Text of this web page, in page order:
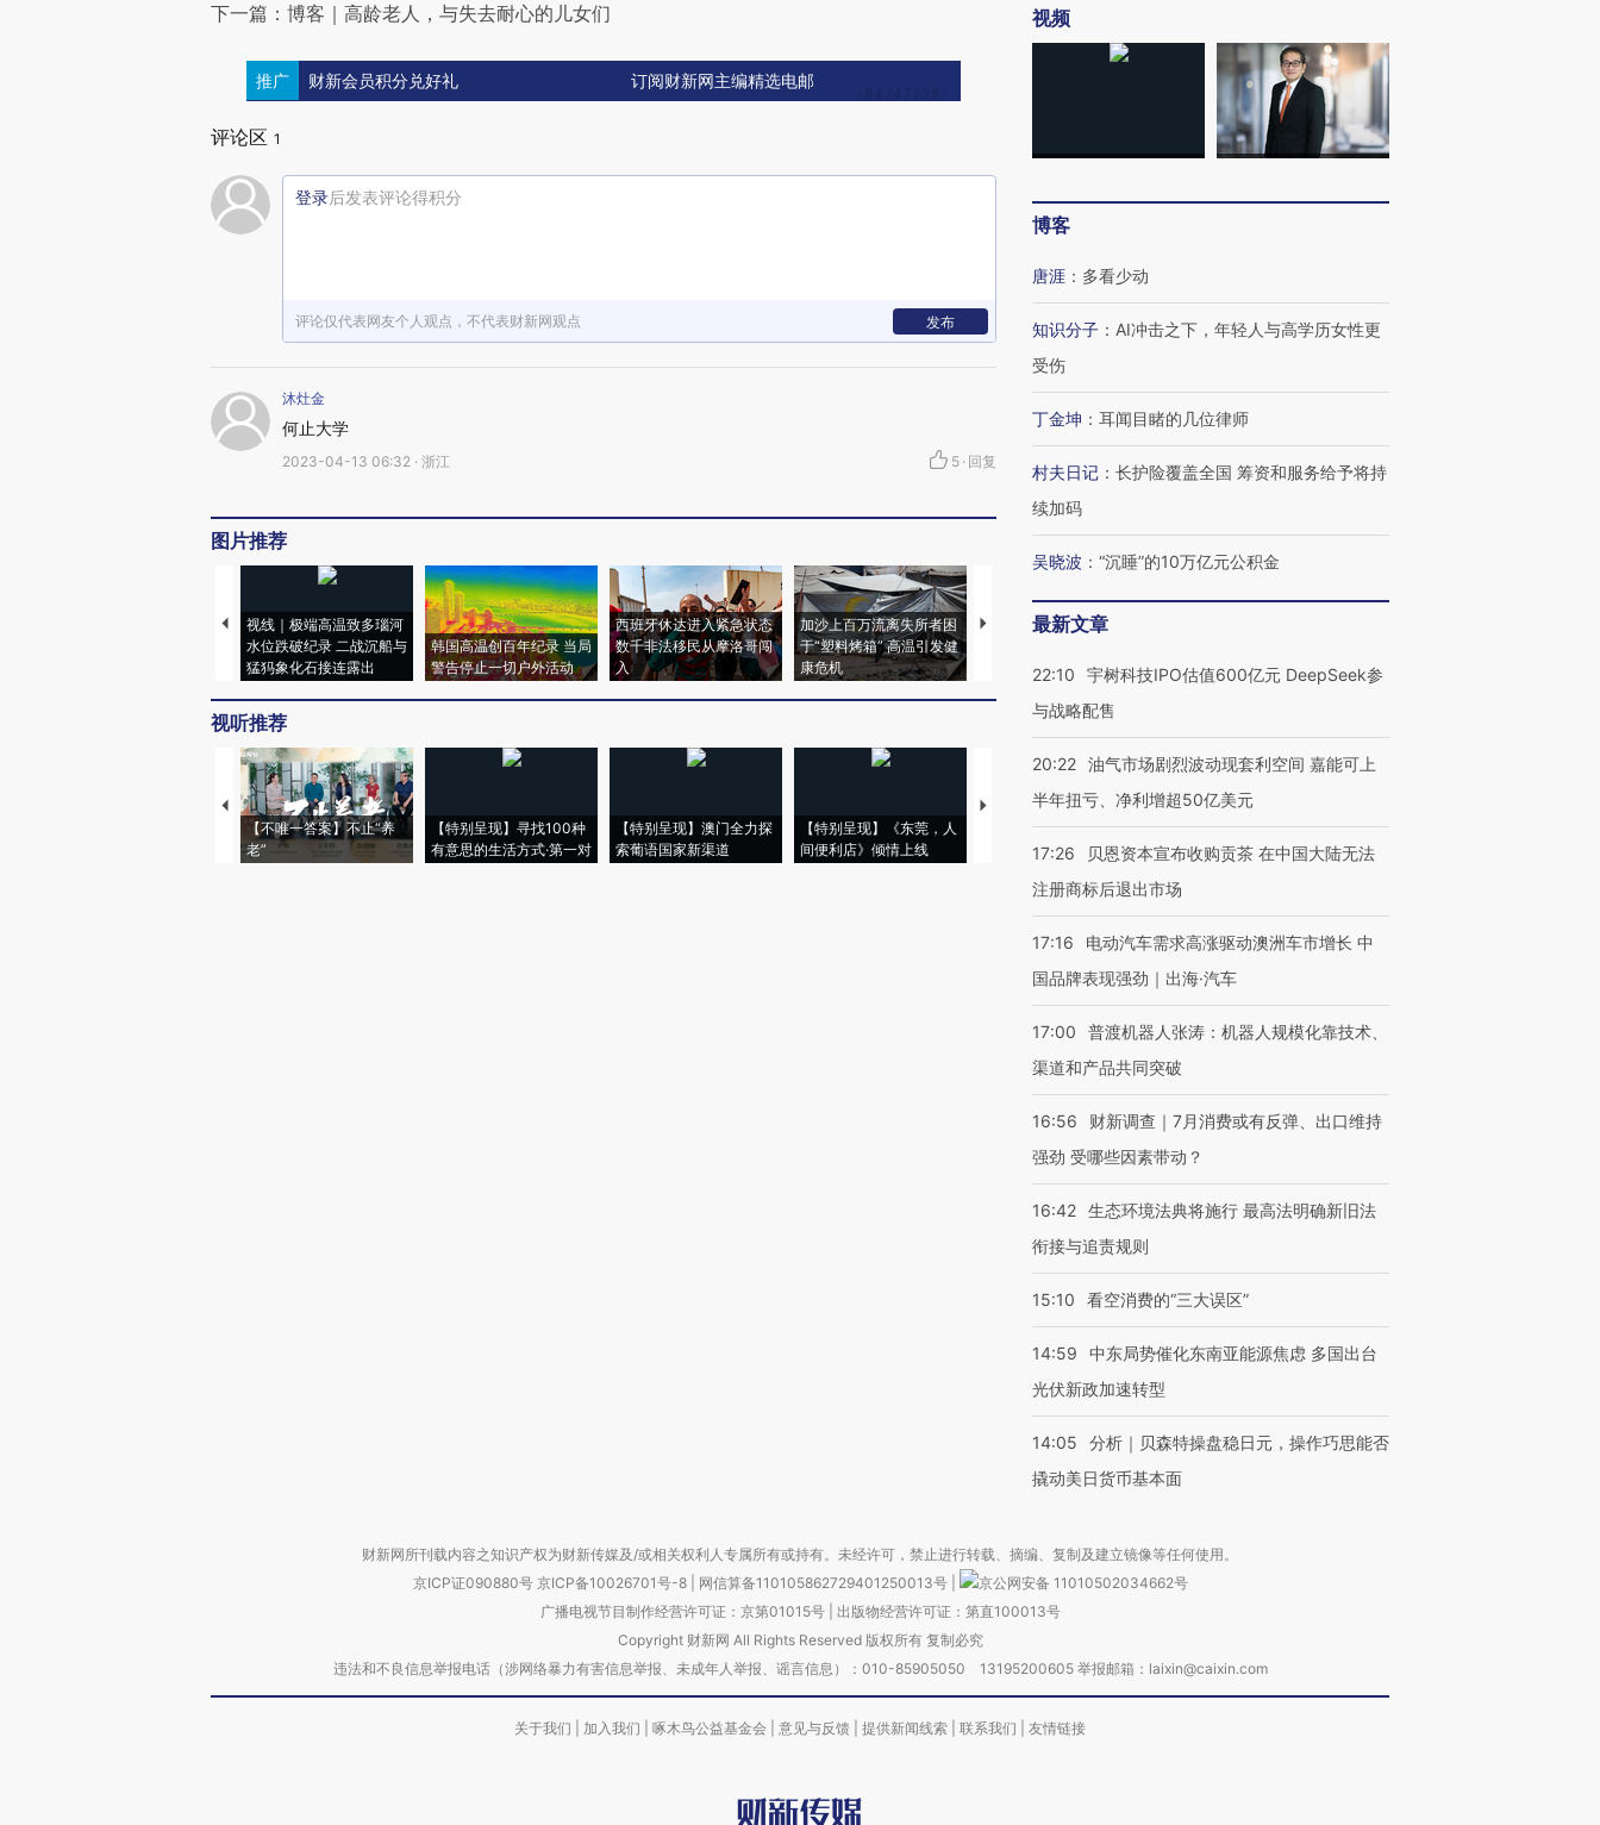
下一篇：博客｜高龄老人，与失去耐心的儿女们
推广 财新会员积分兑好礼 订阅财新网主编精选电邮
评论区 1
登录后发表评论得积分
评论仅代表网友个人观点，不代表财新网观点 发布
沐灶金
何止大学
2023-04-13 06:32 · 浙江 5 · 回复
图片推荐
视线｜极端高温致多瑙河
水位跌破纪录 二战沉船与
猛犸象化石接连露出
韩国高温创百年纪录 当局
警告停止一切户外活动
西班牙休达进入紧急状态
数千非法移民从摩洛哥闯
入
加沙上百万流离失所者困
于“塑料烤箱” 高温引发健
康危机
视线｜HYROX的吸金
心“花钱找虐”？
毒品
育部长拱下台
视听推荐
【不唯一答案】不止“养
老”
【特别呈现】寻找100种
有意思的生活方式·第一对
【特别呈现】澳门全力探
索葡语国家新渠道
【特别呈现】《东莞，人
间便利店》倾情上线
【推广】走进第四届链博
会，让数智科技“链”接产
【特别呈现】寻找100种
有意思的生活方式·第三对
CFO：不靠规模取胜，华
住三大增长引擎是什么？
视频
博客
唐涯 ： 多看少动
知识分子 ： AI冲击之下，年轻人与高学历女性更
受伤
丁金坤 ： 耳闻目睹的几位律师
村夫日记 ： 长护险覆盖全国 筹资和服务给予将持
续加码
吴晓波 ： “沉睡”的10万亿元公积金
最新文章
22:10
宇树科技IPO估值600亿元 DeepSeek参
与战略配售
20:22 油气市场剧烈波动现套利空间 嘉能可上
半年扭亏、净利增超50亿美元
17:26
贝恩资本宣布收购贡茶 在中国大陆无法
注册商标后退出市场
17:16
电动汽车需求高涨驱动澳洲车市增长 中
国品牌表现强劲｜出海·汽车
17:00
普渡机器人张涛：机器人规模化靠技术、
渠道和产品共同突破
16:56
财新调查｜7月消费或有反弹、出口维持
强劲 受哪些因素带动？
16:42 生态环境法典将施行 最高法明确新旧法
衔接与追责规则
15:10 看空消费的“三大误区”
14:59
中东局势催化东南亚能源焦虑 多国出台
光伏新政加速转型
14:05
分析｜贝森特操盘稳日元，操作巧思能否
撬动美日货币基本面
财新网所刊载内容之知识产权为财新传媒及/或相关权利人专属所有或持有。未经许可，禁止进行转载、摘编、复制及建立镜像等任何使用。
京ICP证090880号 京ICP备10026701号-8 网信算备110105862729401250013号
京公网安备 11010502034662号
广播电视节目制作经营许可证：京第01015号| 出版物经营许可证：第直100013号
Copyright 财新网 All Rights Reserved 版权所有 复制必究
违法和不良信息举报电话（涉网络暴力有害信息举报、未成年人举报、谣言信息）：010-85905050 13195200605 举报邮箱：laixin@caixin.com
关于我们 加入我们 啄木鸟公益基金会 意见与反馈 提供新闻线索 联系我们 友情链接